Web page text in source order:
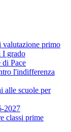
valutazione primo
I grado
di Pace
l'indifferenza
alle scuole per
2027
classi prime